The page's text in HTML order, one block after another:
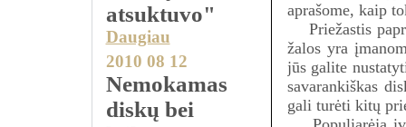
atsuktuvo"
Daugiau
2010 08 12
Nemokamas
diskų bei
aprašome, kaip
Priežastis
žalos yra
jūs galite
savarankiškas
gali turėti kitų